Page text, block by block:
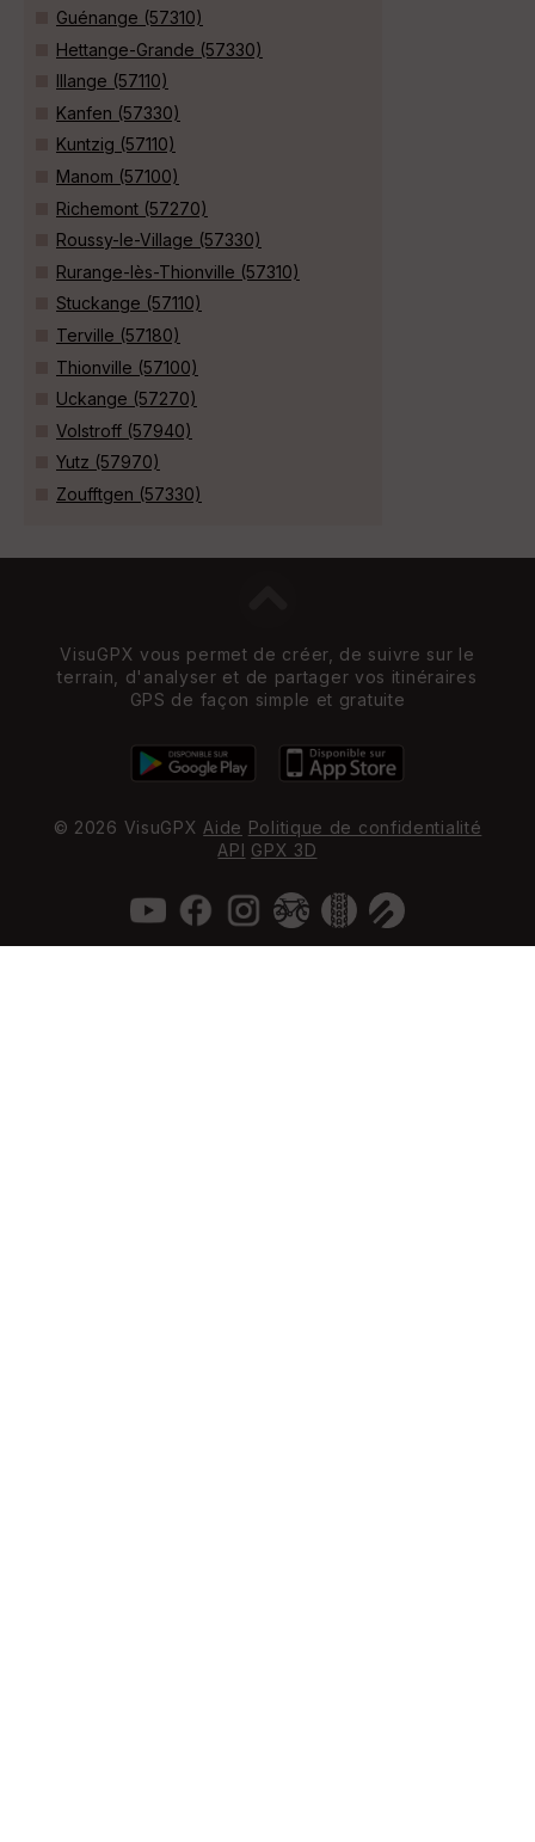
Guénange (57310)
Hettange-Grande (57330)
Illange (57110)
Kanfen (57330)
Kuntzig (57110)
Manom (57100)
Richemont (57270)
Roussy-le-Village (57330)
Rurange-lès-Thionville (57310)
Stuckange (57110)
Terville (57180)
Thionville (57100)
Uckange (57270)
Volstroff (57940)
Yutz (57970)
Zoufftgen (57330)
VisuGPX vous permet de créer, de suivre sur le
terrain, d'analyser et de partager vos itinéraires
GPS de façon simple et gratuite
© 2026 VisuGPX Aide Politique de confidentialité
API GPX 3D